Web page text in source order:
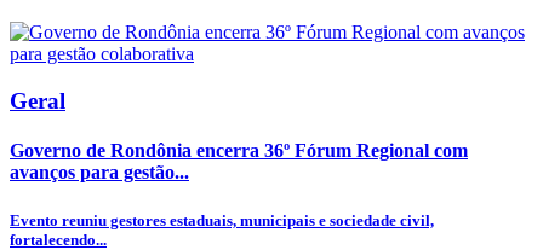
Geral
Governo de Rondônia encerra 36º Fórum Regional com
avanços para gestão...
Evento reuniu gestores estaduais, municipais e sociedade civil,
fortalecendo...